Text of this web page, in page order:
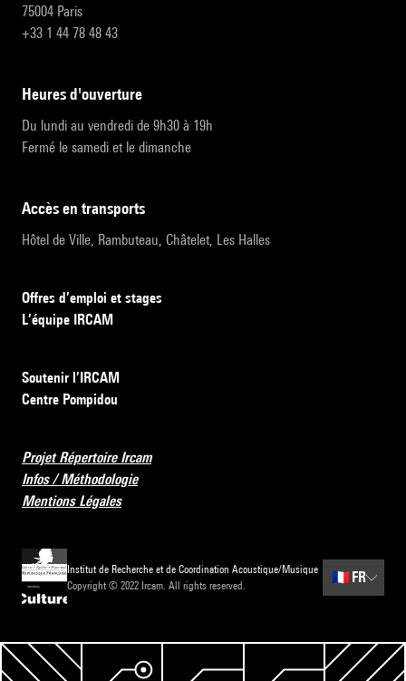
75004 Paris
+33 1 44 78 48 43
heures d'ouverture
Du lundi au vendredi de 9h30 à 19h
Fermé le samedi et le dimanche
accès en transports
Hôtel de Ville, Rambuteau, Châtelet, Les Halles
Offres d’emploi et stages
L’équipe IRCAM
Soutenir l’IRCAM
Centre Pompidou
Projet Répertoire Ircam
Infos / Méthodologie
Mentions Légales
Institut de Recherche et de Coordination Acoustique/Musique
Copyright © 2022 Ircam. All rights reserved.
🇫🇷 FR